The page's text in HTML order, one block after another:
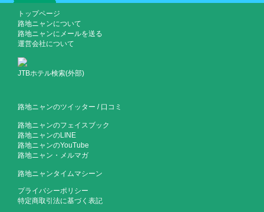
トップページ
路地ニャンについて
路地ニャンにメールを送る
運営会社について
JTBホテル検索(外部)
路地ニャンのツイッター / 口コミ
路地ニャンのフェイスブック
路地ニャンのLINE
路地ニャンのYouTube
路地ニャン・メルマガ
路地ニャンタイムマシーン
プライバシーポリシー
特定商取引法に基づく表記